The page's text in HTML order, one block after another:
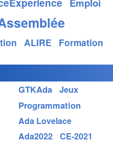
Emploi
ALIRE Formation
GTKAda Jeux
Programmation
Ada Lovelace
Ada2022
CE-2021